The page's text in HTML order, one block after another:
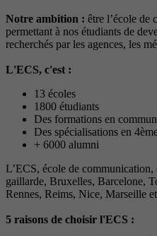
Notre ambition : être l’école de
permettant à nos étudiants de
recherchés par les agences, les
L'ECS, c'est :
13 écoles
1800 étudiants
Des formations en
Des spécialisations en
+ 6000 alumni
L’ECS, école de
gaillarde, Bruxelles, Barcelone,
Rennes, Reims, Nice, Marseille
5 raisons de choisir l'ECS :